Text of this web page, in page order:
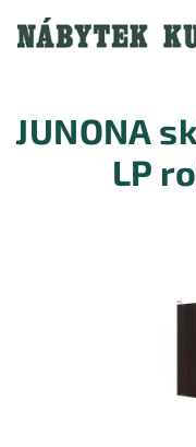
obsah
JUNONA
LP